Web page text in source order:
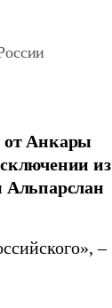
от Анкары
из
Альпарслан
–